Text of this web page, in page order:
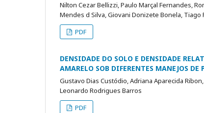
Nilton Cezar Bellizzi, Paulo Marçal Fernandes,
Mendes d Silva, Giovani Donizete Bonela, Tiago
PDF
DENSIDADE DO SOLO E DENSIDADE
AMARELO SOB DIFERENTES MANEJOS
Gustavo Dias Custódio, Adriana Aparecida
Leonardo Rodrigues Barros
PDF